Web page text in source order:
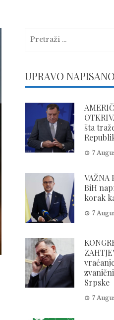
UPRAVO NAPISANO
šta
7
VAŽNA
BiH
korak
7
Srpske
7